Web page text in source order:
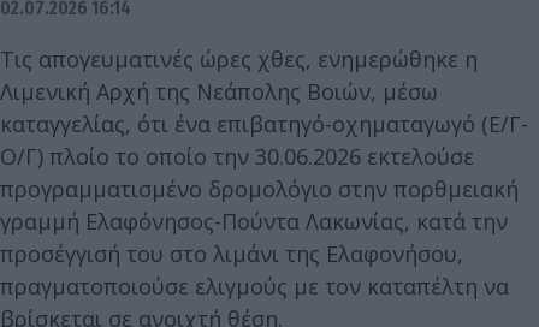
02.07.2026 16:14
Τις απογευματινές ώρες χθες, ενημερώθηκε η
Λιμενική Αρχή της Νεάπολης Βοιών, μέσω
καταγγελίας, ότι ένα επιβατηγό-οχηματαγωγό (Ε/Γ-
Ο/Γ) πλοίο το οποίο την 30.06.2026 εκτελούσε
προγραμματισμένο δρομολόγιο στην πορθμειακή
γραμμή Ελαφόνησος-Πούντα Λακωνίας, κατά την
προσέγγισή του στο λιμάνι της Ελαφονήσου,
πραγματοποιούσε ελιγμούς με τον καταπέλτη να
βρίσκεται σε ανοιχτή θέση.